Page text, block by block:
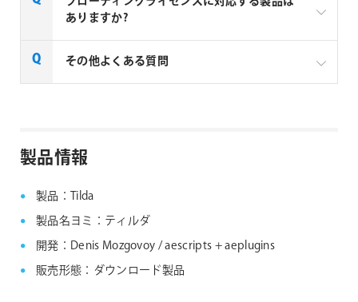
ありますか?
一部製品でフローティングライセンスの取扱いがあり
aescripts + aeplugins社 フローティングライセン
その他よくある質問
製品情報
製品：Tilda
製品名ヨミ：ティルダ
開発：Denis Mozgovoy / aescripts + aeplugins
販売形態：ダウンロード製品